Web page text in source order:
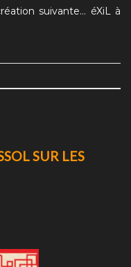
suivante… éXiL à
SUR LES